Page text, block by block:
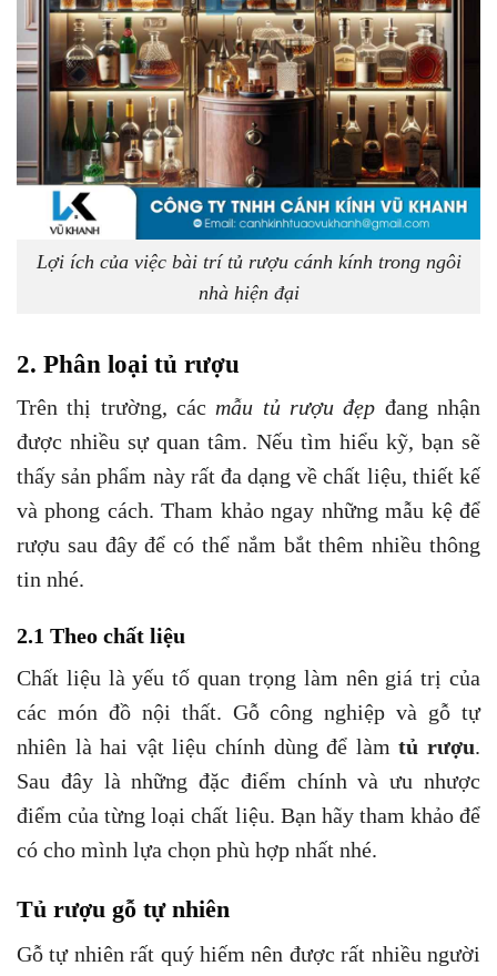
Lợi ích của việc bài trí tủ rượu cánh kính trong ngôi
nhà hiện đại
2. Phân loại tủ rượu
Trên thị trường, cácmẫu tủ rượu đẹp đang nhận
được nhiều sự quan tâm. Nếu tìm hiểu kỹ, bạn sẽ
thấy sản phẩm này rất đa dạng về chất liệu, thiết kế
và phong cách. Tham khảo ngay những mẫu kệ để
rượu sau đây để có thể nắm bắt thêm nhiều thông
tin nhé.
2.1 Theo chất liệu
Chất liệu là yếu tố quan trọng làm nên giá trị của
các món đồ nội thất. Gỗ công nghiệp và gỗ tự
nhiên là hai vật liệu chính dùng để làmtủ rượu.
Sau đây là những đặc điểm chính và ưu nhược
điểm của từng loại chất liệu. Bạn hãy tham khảo để
có cho mình lựa chọn phù hợp nhất nhé.
Tủ rượu gỗ tự nhiên
Gỗ tự nhiên rất quý hiếm nên được rất nhiều người